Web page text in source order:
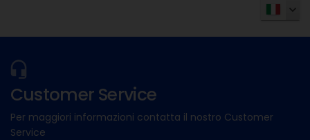
Customer Service
Per maggiori informazioni contatta il nostro Customer
Service